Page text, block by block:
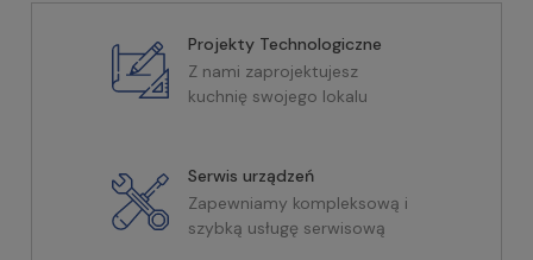
Projekty Technologiczne
Z nami zaprojektujesz
kuchnię swojego lokalu
Serwis urządzeń
Zapewniamy kompleksową i
szybką usługę serwisową